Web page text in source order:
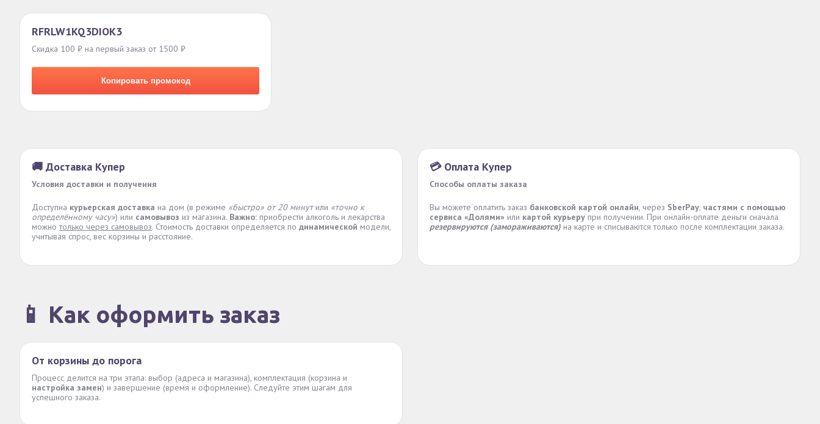
RFRLW1KQ3DIOK3
Скидка 100 ₽ на первый заказ от 1500 ₽
Копировать промокод
🚚 Доставка Купер
Условия доставки и получения
Доступна курьерская доставка на дом (в режиме «быстро» от 20 минутили «точно к
определённому часу») или самовывоз из магазина. Важно: приобрести алкоголь и лекарства
можнотолько через самовывоз. Стоимость доставки определяется по динамической модели,
учитывая спрос, вес корзины и расстояние.
💳 Оплата Купер
Способы оплаты заказа
Вы можете оплатить заказ банковской картой онлайн, через SberPay, частями с помощью
сервиса «Долями» или картой курьеру при получении. При онлайн-оплате деньги сначала
резервируются (замораживаются) на карте и списываются только после комплектации заказа.
📱 Как оформить заказ
От корзины до порога
Процесс делится на три этапа: выбор (адреса и магазина), комплектация (корзина и
настройка замен) и завершение (время и оформление). Следуйте этим шагам для
успешного заказа.